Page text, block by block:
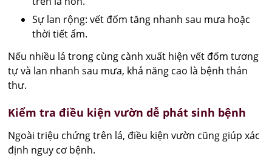
Sự lan rộng: vết đốm tăng nhanh sau mưa hoặc
thời tiết ẩm.
Nếu nhiều lá trong cùng cành xuất hiện vết đốm tương
tự và lan nhanh sau mưa, khả năng cao là bệnh thán
thư.
Kiểm tra điều kiện vườn dễ phát sinh bệnh
Ngoài triệu chứng trên lá, điều kiện vườn cũng giúp xác
định nguy cơ bệnh.